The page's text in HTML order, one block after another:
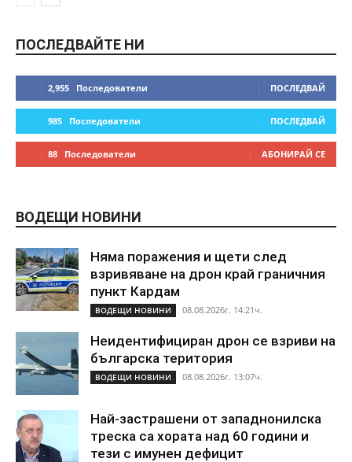
ПОСЛЕДВАЙТЕ НИ
2,955 Последователи ПОСЛЕДВАЙ
985 Последователи ПОСЛЕДВАЙ
88 Последователи АБОНИРАЙ СЕ
ВОДЕЩИ НОВИНИ
Няма поражения и щети след
взривяване на дрон край граничния
пункт Кардам
ВОДЕЩИ НОВИНИ 08.08.2026г. 14:21ч.
Неидентифициран дрон се взриви на
българска територия
ВОДЕЩИ НОВИНИ 08.08.2026г. 13:07ч.
Най-застрашени от западнонилска
треска са хората над 60 години и
тези с имунен дефицит